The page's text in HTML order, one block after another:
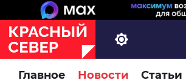
Главное Новости Статьи